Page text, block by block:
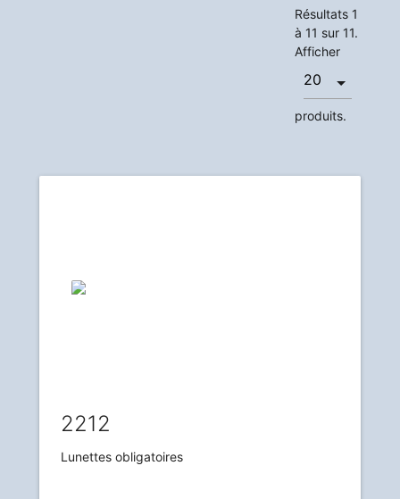
Résultats 1
à 11 sur 11.
Afficher
produits.
2212
Lunettes obligatoires